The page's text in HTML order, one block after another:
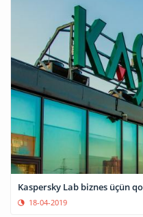
Kaspersky Lab biznes üçün
18-04-2019